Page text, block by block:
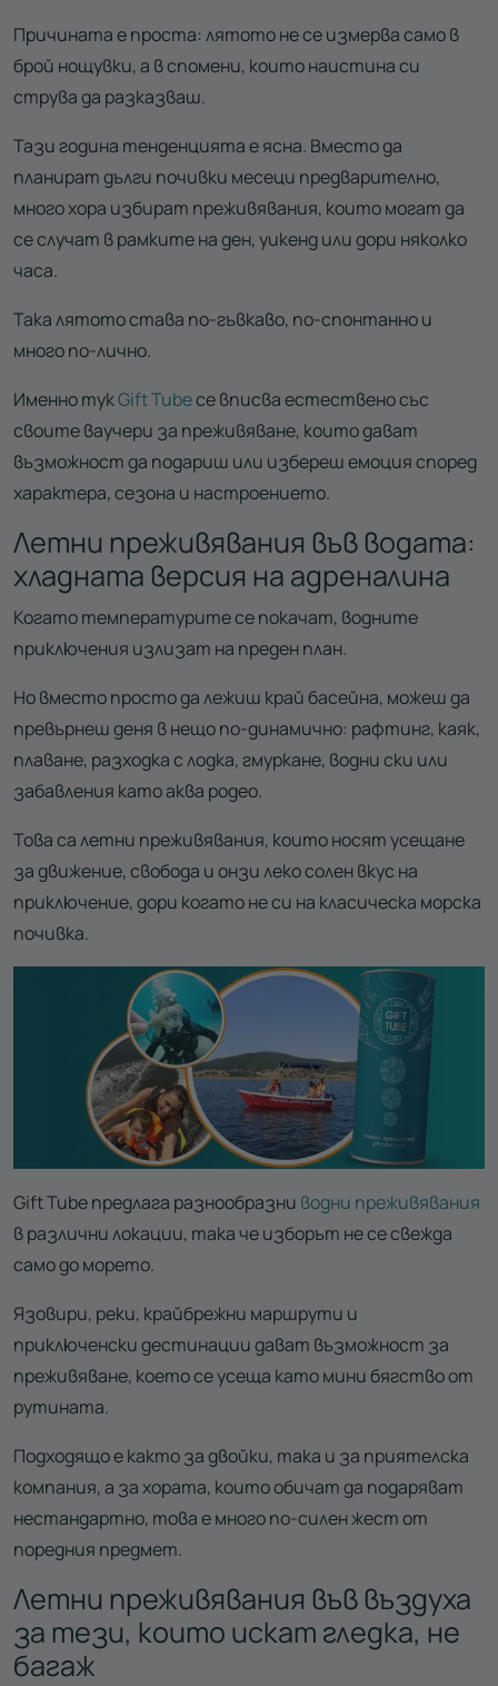
Причината е проста: лятото не се измерва само в
брой нощувки, а в спомени, които наистина си
струва да разказваш.
Тази година тенденцията е ясна. Вместо да
планират дълги почивки месеци предварително,
много хора избират преживявания, които могат да
се случат в рамките на ден, уикенд или дори няколко
часа.
Така лятото става по-гъвкаво, по-спонтанно и
много по-лично.
Именно тукGift Tubeсе вписва естествено със
своите ваучери за преживяване, които дават
възможност да подариш или избереш емоция според
характера, сезона и настроението.
Летни преживявания във водата:
хладната версия на адреналина
Когато температурите се покачат, водните
приключения излизат на преден план.
Но вместо просто да лежиш край басейна, можеш да
превърнеш деня в нещо по-динамично: рафтинг, каяк,
плаване, разходка с лодка, гмуркане, водни ски или
забавления като аква родео.
Това са летни преживявания, които носят усещане
за движение, свобода и онзи леко солен вкус на
приключение, дори когато не си на класическа морска
почивка.
Gift Tube предлага разнообразни водни преживявания
в различни локации, така че изборът не се свежда
само до морето.
Язовири, реки, крайбрежни маршрути и
приключенски дестинации дават възможност за
преживяване, което се усеща като мини бягство от
рутината.
Подходящо е както за двойки, така и за приятелска
компания, а за хората, които обичат да подаряват
нестандартно, това е много по-силен жест от
поредния предмет.
Летни преживявания във въздуха
за тези, които искат гледка, не
багаж